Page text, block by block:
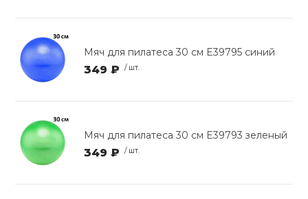
Мяч для пилатеса 30 см E39795 синий
349 ₽ / шт.
Мяч для пилатеса 30 см E39793 зеленый
349 ₽ / шт.